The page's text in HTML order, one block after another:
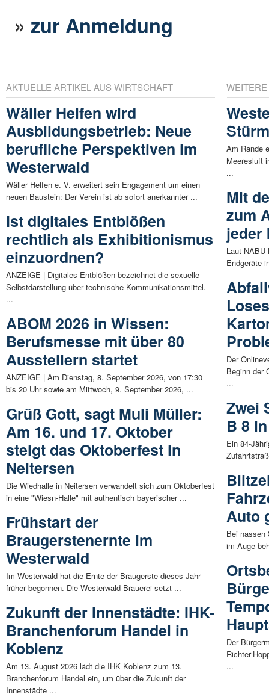
»zur Anmeldung
AKTUELLE ARTIKEL AUS WIRTSCHAFT
Wäller Helfen wird
Ausbildungsbetrieb: Neue
berufliche Perspektiven im
Westerwald
Wäller Helfen e. V. erweitert sein Engagement um einen
neuen Baustein: Der Verein ist ab sofort anerkannter ...
Ist digitales Entblößen
rechtlich als Exhibitionismus
einzuordnen?
ANZEIGE | Digitales Entblößen bezeichnet die sexuelle
Selbstdarstellung über technische Kommunikationsmittel.
...
ABOM 2026 in Wissen:
Berufsmesse mit über 80
Ausstellern startet
ANZEIGE | Am Dienstag, 8. September 2026, von 17:30
bis 20 Uhr sowie am Mittwoch, 9. September 2026, ...
Grüß Gott, sagt Muli Müller:
Am 16. und 17. Oktober
steigt das Oktoberfest in
Neitersen
Die Wiedhalle in Neitersen verwandelt sich zum Oktoberfest
in eine "Wiesn-Halle" mit authentisch bayerischer ...
Frühstart der
Braugerstenernte im
Westerwald
Im Westerwald hat die Ernte der Braugerste dieses Jahr
früher begonnen. Die Westerwald-Brauerei setzt ...
Zukunft der Innenstädte: IHK-
Branchenforum Handel in
Koblenz
Am 13. August 2026 lädt die IHK Koblenz zum 13.
Branchenforum Handel ein, um über die Zukunft der
Innenstädte ...
Am Rande
Meeresluft
...
Mit
zum
jeder
Laut NABU
Endgeräte
Der
Beginn der
...
Zwei
B 8
Ein 84-
Auto
Bei nassen
im Auge
Der
Richter-
...